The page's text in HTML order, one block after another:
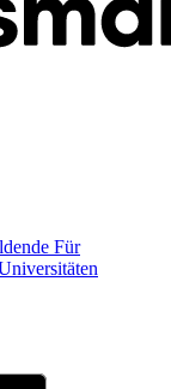
Für